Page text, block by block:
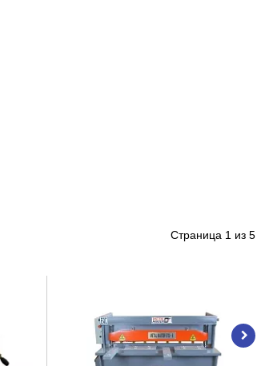
Страница 1 из 5